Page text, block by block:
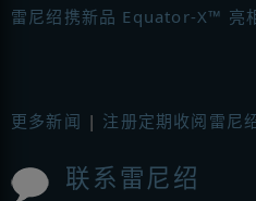
雷尼绍携新品 Equator-X™ 亮
更多新闻 | 注册定期收阅雷尼
联系雷尼绍